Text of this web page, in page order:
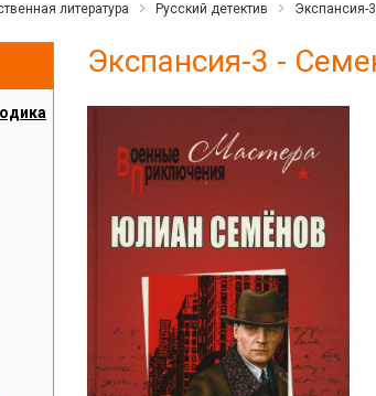
литература Русский детектив Экспансия-
Экспансия-3 -